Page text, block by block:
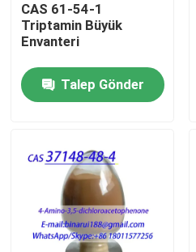
Kalite kontrol
Bir teklif isteği
Günlük Kimyasal
Organik olmayan
İnce Kimyasal Ara Maddeler
CAS 61-54-1
Triptamin Büyük
Envanteri
Talep Gönder